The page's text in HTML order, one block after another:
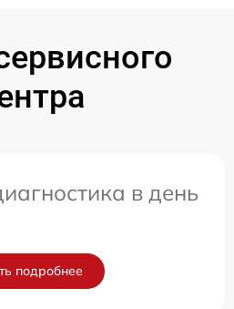
в день
подробнее